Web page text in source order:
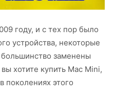
году, и с тех пор было
устройства, некоторые
заменены
хотите купить Mac Mini,
поколениях этого